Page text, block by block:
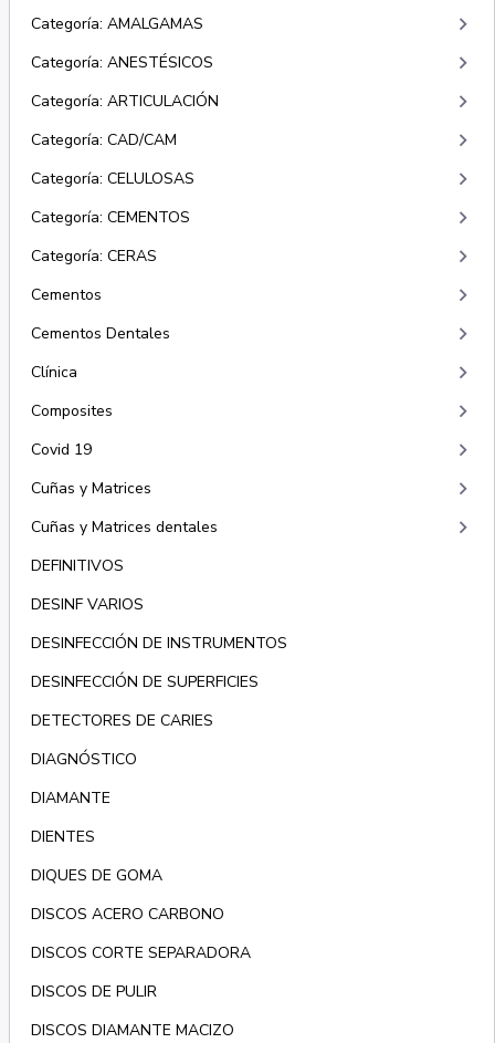
Categoría: AMALGAMAS keyboard_arrow_right
Categoría: ANESTÉSICOS keyboard_arrow_right
Categoría: ARTICULACIÓN keyboard_arrow_right
Categoría: CAD/CAM keyboard_arrow_right
Categoría: CELULOSAS keyboard_arrow_right
Categoría: CEMENTOS keyboard_arrow_right
Categoría: CERAS keyboard_arrow_right
Cementos keyboard_arrow_right
Cementos Dentales keyboard_arrow_right
Clínica keyboard_arrow_right
Composites keyboard_arrow_right
Covid 19 keyboard_arrow_right
Cuñas y Matrices keyboard_arrow_right
Cuñas y Matrices dentales keyboard_arrow_right
DEFINITIVOS
DESINF VARIOS
DESINFECCIÓN DE INSTRUMENTOS
DESINFECCIÓN DE SUPERFICIES
DETECTORES DE CARIES
DIAGNÓSTICO
DIAMANTE
DIENTES
DIQUES DE GOMA
DISCOS ACERO CARBONO
DISCOS CORTE SEPARADORA
DISCOS DE PULIR
DISCOS DIAMANTE MACIZO